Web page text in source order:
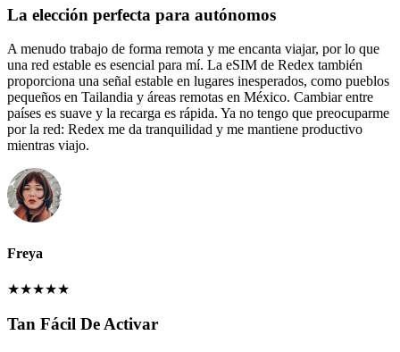
La elección perfecta para autónomos
A menudo trabajo de forma remota y me encanta viajar, por lo que
una red estable es esencial para mí. La eSIM de Redex también
proporciona una señal estable en lugares inesperados, como pueblos
pequeños en Tailandia y áreas remotas en México. Cambiar entre
países es suave y la recarga es rápida. Ya no tengo que preocuparme
por la red: Redex me da tranquilidad y me mantiene productivo
mientras viajo.
Freya
★★★★★
Tan Fácil De Activar